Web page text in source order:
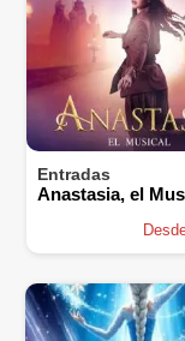
Entradas